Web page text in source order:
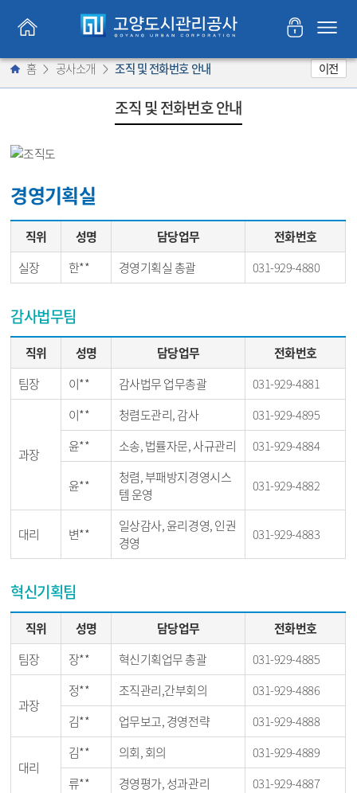
공사소개
열린광장
홈 공사소개 조직 및 전화번호 안내 이전
조직 및 전화번호 안내
경영기획실
직위 성명 담당업무
전화번호
실장
한** 경영기획실 총괄 031-929-4880
감사법무팀
직위 성명 담당업무
전화번호
팀장
이** 감사법무 업무총괄 031-929-4881
과장
이** 청렴도관리, 감사
031-929-4895
윤**
소송, 법률자문, 사규관리 031-929-4884
윤**
청렴, 부패방지경영시스
템 운영
031-929-4882
대리 변**
일상감사, 윤리경영, 인권
경영
031-929-4883
혁신기획팀
직위 성명 담당업무
전화번호
팀장
장** 혁신기획업무 총괄 031-929-4885
과장
정** 조직관리,간부회의
031-929-4886
김**
업무보고, 경영전략 031-929-4888
대리
김** 의회, 회의
031-929-4889
류**
경영평가, 성과관리 031-929-4887